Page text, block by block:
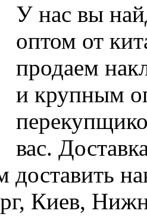
У нас вы
оптом от
продаем
и крупным
вас.
доставить
Киев,